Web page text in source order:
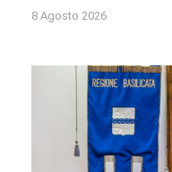
8 Agosto 2026